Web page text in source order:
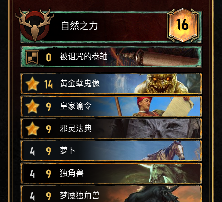
自然之力 16
0 被诅咒的卷轴
14 黄金孽鬼像
9 皇家谕令
9 邪灵法典
4 9 萝卜
4 9 独角兽
4 9 梦魇独角兽